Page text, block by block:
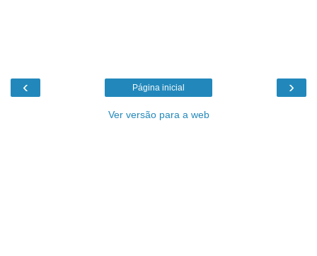
‹ ›
Página inicial
Ver versão para a web